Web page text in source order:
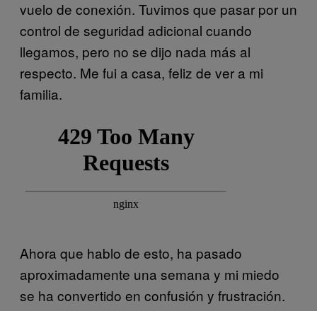
vuelo de conexión. Tuvimos que pasar por un
control de seguridad adicional cuando
llegamos, pero no se dijo nada más al
respecto. Me fui a casa, feliz de ver a mi
familia.
Ahora que hablo de esto, ha pasado
aproximadamente una semana y mi miedo
se ha convertido en confusión y frustración.